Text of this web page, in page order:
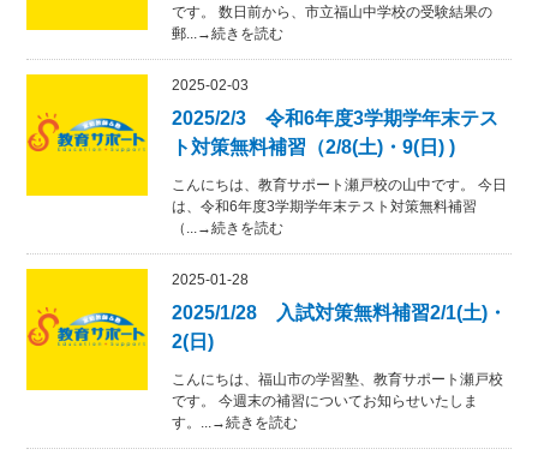
です。 数日前から、市立福山中学校の受験結果の
郵...→続きを読む
2025-02-03
2025/2/3 令和6年度3学期学年末テス
ト対策無料補習（2/8(土)・9(日) )
こんにちは、教育サポート瀬戸校の山中です。 今日
は、令和6年度3学期学年末テスト対策無料補習
（...→続きを読む
2025-01-28
2025/1/28 入試対策無料補習2/1(土)・
2(日)
こんにちは、福山市の学習塾、教育サポート瀬戸校
です。 今週末の補習についてお知らせいたしま
す。...→続きを読む